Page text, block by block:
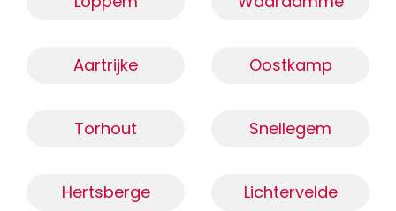
Aartrijke Oostkamp
Torhout Snellegem
Hertsberge Lichtervelde